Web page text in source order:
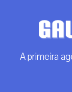
A primeira